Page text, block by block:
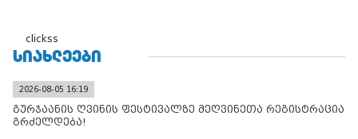
clickss
ᲡᲘᲐᲮᲚᲔᲔᲑᲘ
2026-08-05 16:19
გურჯაანის ღვინის ფესტივალზე მეღვინეთა რეგისტრაცია
გრძელდება!